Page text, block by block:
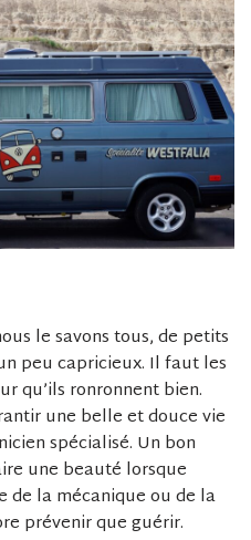
le savons tous, de petits
peu capricieux. Il faut les
qu’ils ronronnent bien.
une belle et douce vie
spécialisé. Un bon
une beauté lorsque
de la mécanique ou de la
prévenir que guérir.